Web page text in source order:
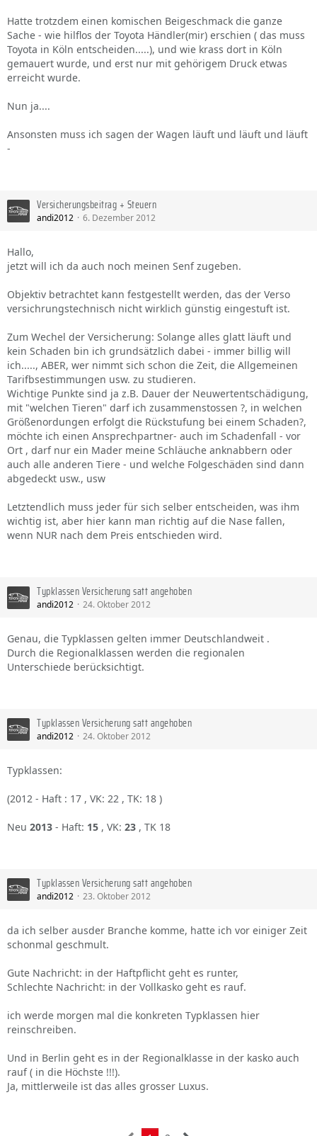
Hatte trotzdem einen komischen Beigeschmack die ganze
Sache - wie hilflos der Toyota Händler(mir) erschien ( das muss
Toyota in Köln entscheiden.....), und wie krass dort in Köln
gemauert wurde, und erst nur mit gehörigem Druck etwas
erreicht wurde.
Nun ja....
Ansonsten muss ich sagen der Wagen läuft und läuft und läuft
-
Versicherungsbeitrag + Steuern
andi2012 6. Dezember 2012
Hallo,
jetzt will ich da auch noch meinen Senf zugeben.
Objektiv betrachtet kann festgestellt werden, das der Verso
versichrungstechnisch nicht wirklich günstig eingestuft ist.
Zum Wechel der Versicherung: Solange alles glatt läuft und
kein Schaden bin ich grundsätzlich dabei - immer billig will
ich....., ABER, wer nimmt sich schon die Zeit, die Allgemeinen
Tarifbsestimmungen usw. zu studieren.
Wichtige Punkte sind ja z.B. Dauer der Neuwertentschädigung,
mit "welchen Tieren" darf ich zusammenstossen ?, in welchen
Größenordungen erfolgt die Rückstufung bei einem Schaden?,
möchte ich einen Ansprechpartner- auch im Schadenfall - vor
Ort , darf nur ein Mader meine Schläuche anknabbern oder
auch alle anderen Tiere - und welche Folgeschäden sind dann
abgedeckt usw., usw
Letztendlich muss jeder für sich selber entscheiden, was ihm
wichtig ist, aber hier kann man richtig auf die Nase fallen,
wenn NUR nach dem Preis entschieden wird.
Typklassen Versicherung satt angehoben
andi2012 24. Oktober 2012
Genau, die Typklassen gelten immer Deutschlandweit .
Durch die Regionalklassen werden die regionalen
Unterschiede berücksichtigt.
Typklassen Versicherung satt angehoben
andi2012 24. Oktober 2012
Typklassen:
(2012 - Haft : 17 , VK: 22 , TK: 18 )
Neu 2013 - Haft: 15 , VK: 23 , TK 18
Typklassen Versicherung satt angehoben
andi2012 23. Oktober 2012
da ich selber ausder Branche komme, hatte ich vor einiger Zeit
schonmal geschmult.
Gute Nachricht: in der Haftpflicht geht es runter,
Schlechte Nachricht: in der Vollkasko geht es rauf.
ich werde morgen mal die konkreten Typklassen hier
reinschreiben.
Und in Berlin geht es in der Regionalklasse in der kasko auch
rauf ( in die Höchste !!!).
Ja, mittlerweile ist das alles grosser Luxus.